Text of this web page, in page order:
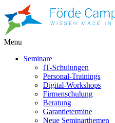
Menu
Seminare
IT-Schulungen
Personal-Trainings
Digital-Workshops
Firmenschulung
Beratung
Garantietermine
Neue Seminarthemen